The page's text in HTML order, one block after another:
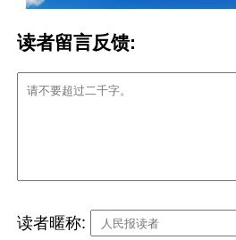
读者留言反馈:
读者暱称: